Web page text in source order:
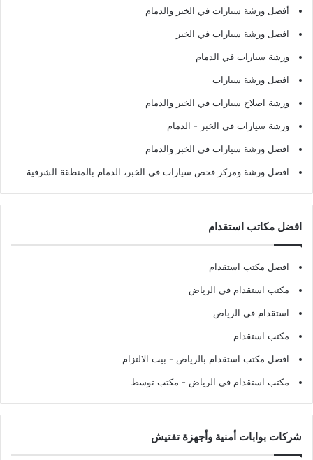
أفضل ورشة سيارات في الخبر والدمام
افضل ورشة سيارات في الخبر
ورشة سيارات في الدمام
افضل ورشة سيارات
ورشة اصلاح سيارات في الخبر والدمام
ورشة سيارات في الخبر - الدمام
افضل ورشة سيارات في الخبر والدمام
افضل ورشة ومركز فحص سيارات في الخبر، الدمام بالمنطقة الشرقية
افضل مكاتب استقدام
افضل مكتب استقدام
مكتب استقدام في الرياض
استقدام في الرياض
مكتب استقدام
افضل مكتب استقدام بالرياض - بيت الالتزام
مكتب استقدام في الرياض - مكتب توسط
شركات بوابات أمنية وأجهزة تفتيش